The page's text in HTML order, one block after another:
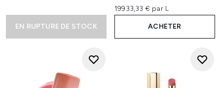
EN RUPTURE DE STOCK
19933,33 € par L
ACHETER